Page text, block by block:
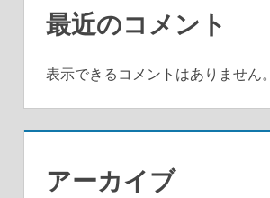
最近のコメント
表示できるコメントはありません。
アーカイブ